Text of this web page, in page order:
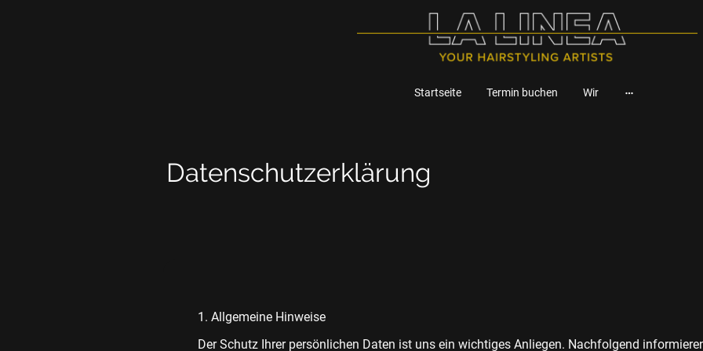
Startseite Termin buchen Wir
Datenschutzerklärung
1. Allgemeine Hinweise
Der Schutz Ihrer persönlichen Daten ist uns ein wichtiges Anliegen. Nachfolgend